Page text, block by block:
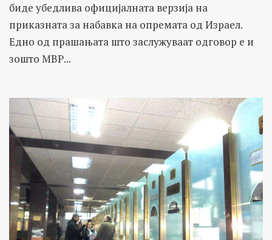
биде убедлива официјалната верзија на
приказната за набавка на опремата од Израел.
Едно од прашањата што заслужуваат одговор е и
зошто МВР...